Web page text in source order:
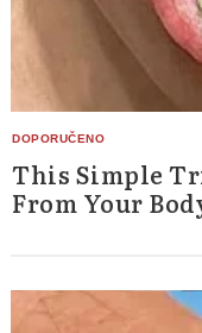
This Simple
From Your